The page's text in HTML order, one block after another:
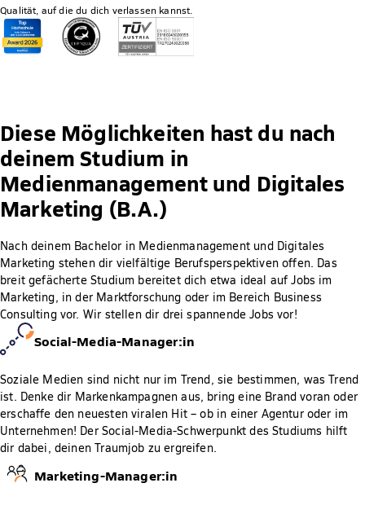
Qualität, auf die du dich verlassen kannst.
Diese Möglichkeiten hast du nach
deinem Studium in
Medienmanagement und Digitales
Marketing (B.A.)
Nach deinem Bachelor in Medienmanagement und Digitales
Marketing stehen dir vielfältige Berufsperspektiven offen. Das
breit gefächerte Studium bereitet dich etwa ideal auf Jobs im
Marketing, in der Marktforschung oder im Bereich Business
Consulting vor. Wir stellen dir drei spannende Jobs vor!
Social-Media-Manager:in
Soziale Medien sind nicht nur im Trend, sie bestimmen, was Trend
ist. Denke dir Markenkampagnen aus, bring eine Brand voran oder
erschaffe den neuesten viralen Hit – ob in einer Agentur oder im
Unternehmen! Der Social-Media-Schwerpunkt des Studiums hilft
dir dabei, deinen Traumjob zu ergreifen.
Marketing-Manager:in